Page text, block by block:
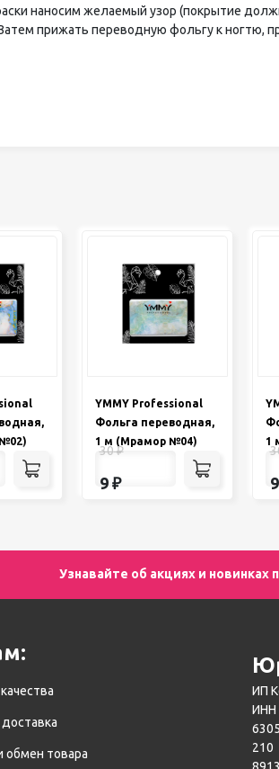
наносим желаемый узор (покрытие
прижать переводную фольгу к ногтю,
YMMY Professional
Фольга переводная,
1 м (Мрамор №04)
30₽
9 ₽
1
9
Узнавайте об акциях и новинках
обмен товара
ИП
ИНН
210